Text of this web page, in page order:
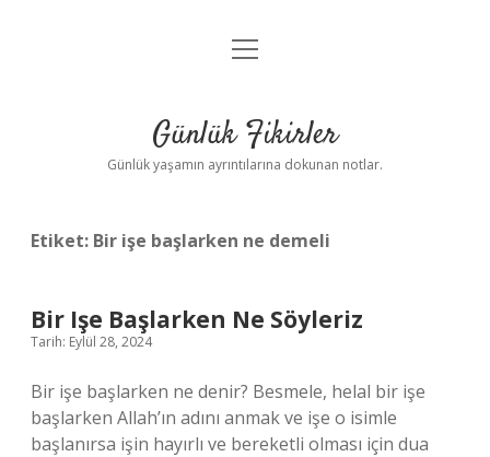
Anasayfa
Yasal Uyarı
menüyü
Günlük Fikirler
Günlük yaşamın ayrıntılarına dokunan notlar.
Etiket: Bir işe başlarken ne demeli
Bir Işe Başlarken Ne Söyleriz
Tarih: Eylül 28, 2024
Bir işe başlarken ne denir? Besmele, helal bir işe
başlarken Allah’ın adını anmak ve işe o isimle
başlanırsa işin hayırlı ve bereketli olması için dua